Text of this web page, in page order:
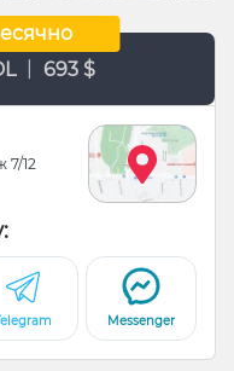
693 $
7/12
Messenger